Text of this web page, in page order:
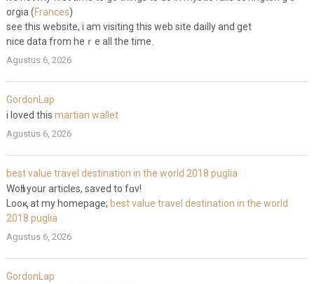
orgia (Frances)
see this website, i am visiting this web site daіlly and get
nicе data from heｒe all the time.
Agustus 6, 2026
GordonLap
i loved this martian wallet
Agustus 6, 2026
best value travel destination in the world 2018 puglia
Wοһ I your articles, saved to fɑv!
Looқ at my homepage; best value travel destination in the world
2018 puglia
Agustus 6, 2026
GordonLap